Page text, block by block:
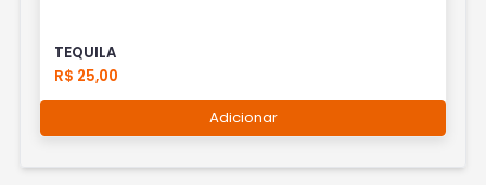
TEQUILA
R$ 25,00
Adicionar